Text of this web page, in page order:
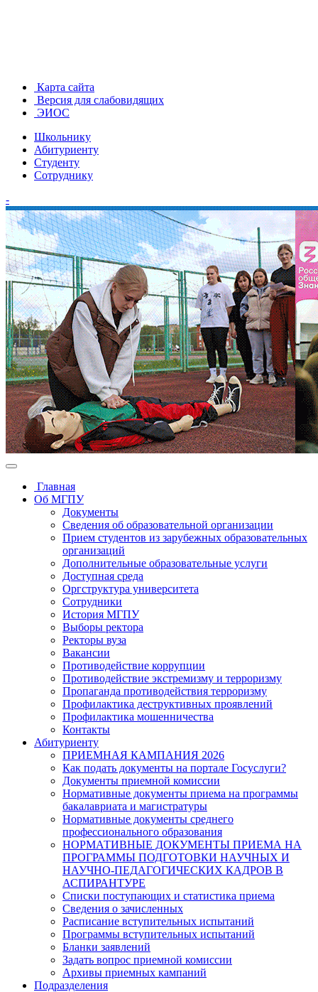
Карта сайта
Версия для слабовидящих
ЭИОС
Школьнику
Абитуриенту
Студенту
Сотруднику
-
Главная
Об МГПУ
Документы
Сведения об образовательной организации
Прием студентов из зарубежных образовательных
организаций
Дополнительные образовательные услуги
Доступная среда
Оргструктура университета
Сотрудники
История МГПУ
Выборы ректора
Ректоры вуза
Вакансии
Противодействие коррупции
Противодействие экстремизму и терроризму
Пропаганда противодействия терроризму
Профилактика деструктивных проявлений
Профилактика мошенничества
Контакты
Абитуриенту
ПРИЕМНАЯ КАМПАНИЯ 2026
Как подать документы на портале Госуслуги?
Документы приемной комиссии
Нормативные документы приема на программы
бакалавриата и магистратуры
Нормативные документы среднего
профессионального образования
НОРМАТИВНЫЕ ДОКУМЕНТЫ ПРИЕМА НА
ПРОГРАММЫ ПОДГОТОВКИ НАУЧНЫХ И
НАУЧНО-ПЕДАГОГИЧЕСКИХ КАДРОВ В
АСПИРАНТУРЕ
Списки поступающих и статистика приема
Сведения о зачисленных
Расписание вступительных испытаний
Программы вступительных испытаний
Бланки заявлений
Задать вопрос приемной комиссии
Архивы приемных кампаний
Подразделения